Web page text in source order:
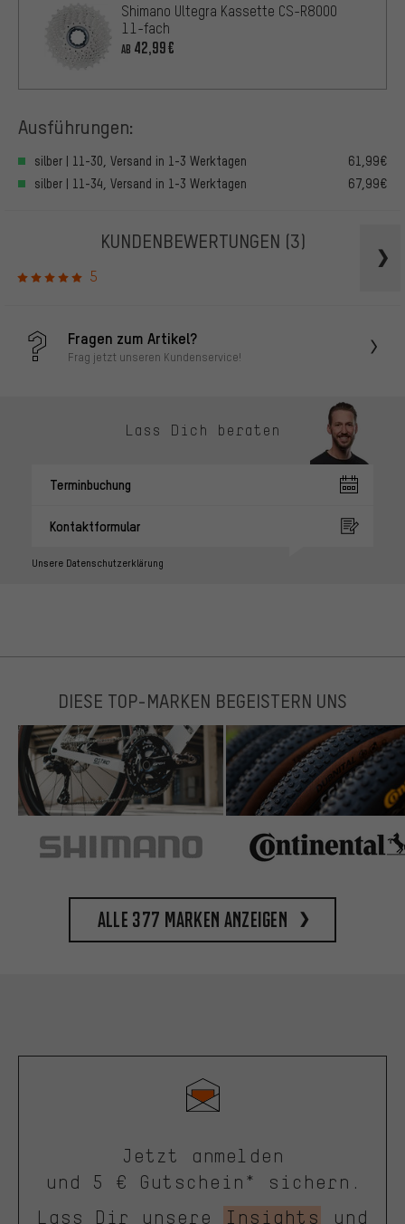
Shimano Ultegra Kassette CS-R8000
11-fach
AB 42,99€
Ausführungen:
silber | 11-30, Versand in 1-3 Werktagen
61,99€
silber | 11-34, Versand in 1-3 Werktagen
67,99€
KUNDENBEWERTUNGEN (3)
5
Fragen zum Artikel?
Frag jetzt unseren Kundenservice!
Lass Dich beraten
Terminbuchung
Kontaktformular
Unsere Datenschutzerklärung
DIESE TOP-MARKEN BEGEISTERN UNS
Alle 377 Marken anzeigen
Jetzt anmelden
und 5 € Gutschein* sichern.
Lass Dir unsere
Insights und